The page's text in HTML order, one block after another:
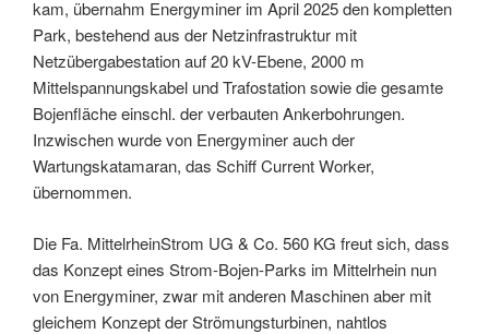
kam, übernahm Energyminer im April 2025 den kompletten
Park, bestehend aus der Netzinfrastruktur mit
Netzübergabestation auf 20 kV-Ebene, 2000 m
Mittelspannungskabel und Trafostation sowie die gesamte
Bojenfläche einschl. der verbauten Ankerbohrungen.
Inzwischen wurde von Energyminer auch der
Wartungskatamaran, das Schiff Current Worker,
übernommen.
Die Fa. MittelrheinStrom UG & Co. 560 KG freut sich, dass
das Konzept eines Strom-Bojen-Parks im Mittelrhein nun
von Energyminer, zwar mit anderen Maschinen aber mit
gleichem Konzept der Strömungsturbinen, nahtlos